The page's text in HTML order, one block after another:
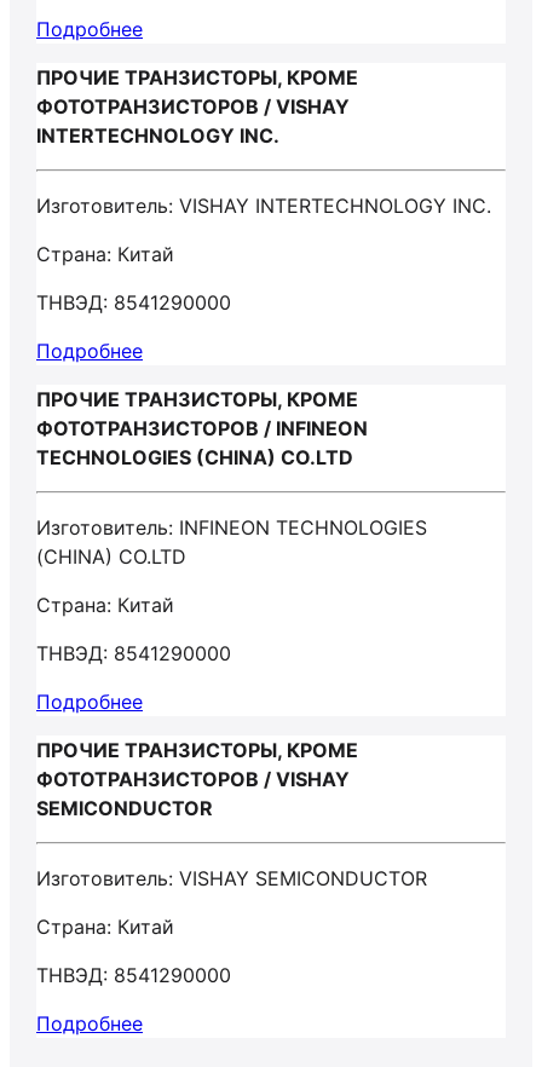
Подробнее
ПРОЧИЕ ТРАНЗИСТОРЫ, КРОМЕ
ФОТОТРАНЗИСТОРОВ / VISHAY
INTERTECHNOLOGY INC.
Изготовитель: VISHAY INTERTECHNOLOGY INC.
Страна: Китай
ТНВЭД: 8541290000
Подробнее
ПРОЧИЕ ТРАНЗИСТОРЫ, КРОМЕ
ФОТОТРАНЗИСТОРОВ / INFINEON
TECHNOLOGIES (CHINA) CO.LTD
Изготовитель: INFINEON TECHNOLOGIES
(CHINA) CO.LTD
Страна: Китай
ТНВЭД: 8541290000
Подробнее
ПРОЧИЕ ТРАНЗИСТОРЫ, КРОМЕ
ФОТОТРАНЗИСТОРОВ / VISHAY
SEMICONDUCTOR
Изготовитель: VISHAY SEMICONDUCTOR
Страна: Китай
ТНВЭД: 8541290000
Подробнее